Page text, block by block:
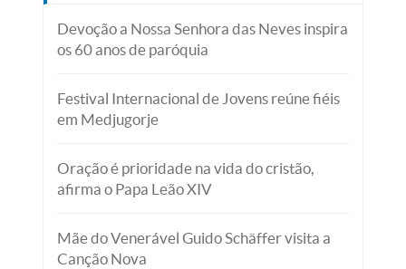
Devoção a Nossa Senhora das Neves inspira
os 60 anos de paróquia
Festival Internacional de Jovens reúne fiéis
em Medjugorje
Oração é prioridade na vida do cristão,
afirma o Papa Leão XIV
Mãe do Venerável Guido Schäffer visita a
Canção Nova